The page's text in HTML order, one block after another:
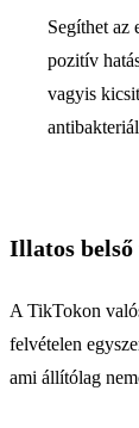
Segíthet az
pozitív
vagyis
Illatos
A TikTokon
felvételen
ami állítólag